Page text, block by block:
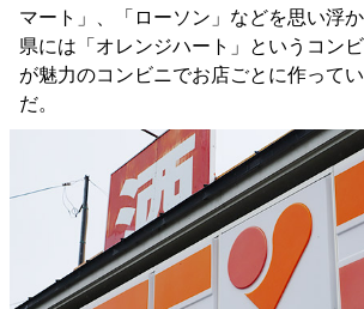
マート」、「ローソン」などを思い浮
県には「オレンジハート」というコン
が魅力のコンビニでお店ごとに作って
だ。